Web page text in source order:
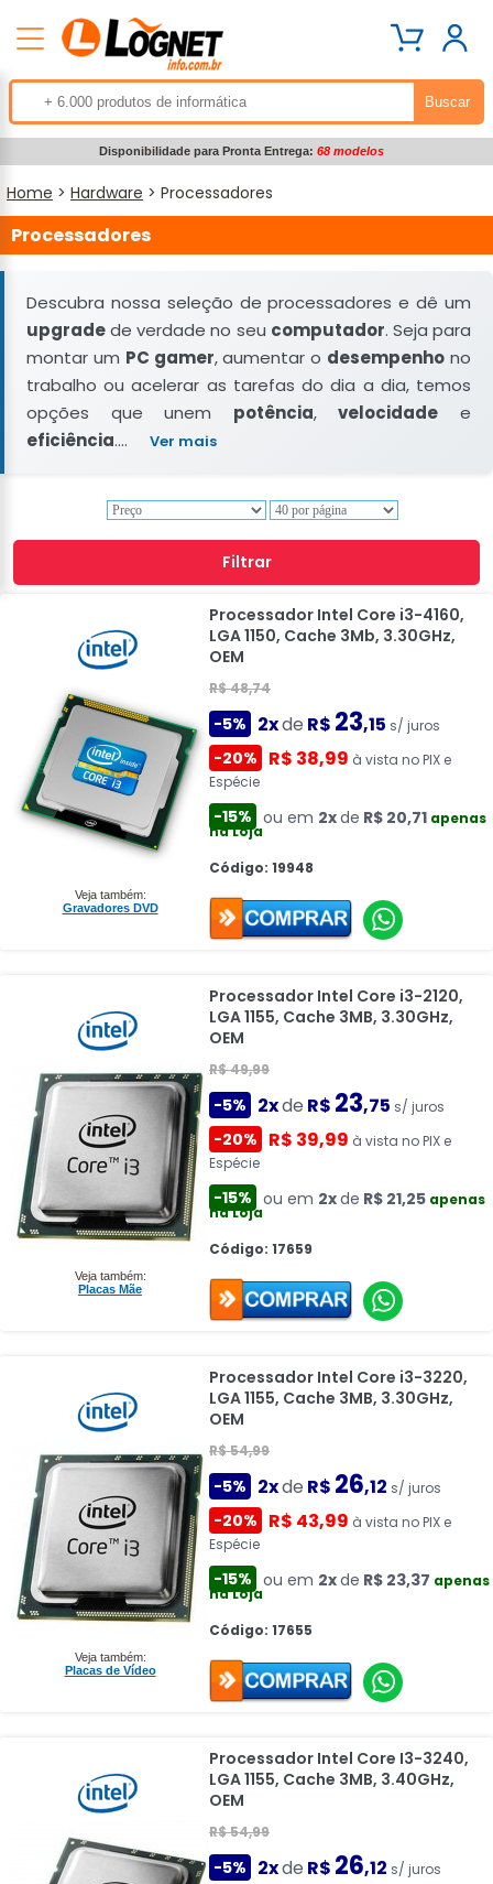
Disponibilidade para Pronta Entrega: 68 modelos
Home > Hardware > Processadores
Processadores
Descubra nossa seleção de processadores e dê um
upgradede verdade no seu computador. Seja para
montar um PC gamer, aumentar o desempenho no
trabalho ou acelerar as tarefas do dia a dia, temos
opções que unem potência,velocidade e
eficiência.... Ver mais
Filtrar
Veja também:
Gravadores DVD
Processador Intel Core i3-4160,
LGA 1150, Cache 3Mb, 3.30GHz,
OEM
R$ 48,74
-5% 2xde R$ 23,15 s/ juros
-20% R$ 38,99 à vista no PIX e
Espécie
-15% ou em 2xde R$ 20,71 apenas
na Loja
Código: 19948
Veja também:
Placas Mãe
Processador Intel Core i3-2120,
LGA 1155, Cache 3MB, 3.30GHz,
OEM
R$ 49,99
-5% 2xde R$ 23,75 s/ juros
-20% R$ 39,99 à vista no PIX e
Espécie
-15% ou em 2xde R$ 21,25 apenas
na Loja
Código: 17659
Veja também:
Placas de Vídeo
Processador Intel Core i3-3220,
LGA 1155, Cache 3MB, 3.30GHz,
OEM
R$ 54,99
-5% 2xde R$ 26,12 s/ juros
-20% R$ 43,99 à vista no PIX e
Espécie
-15% ou em 2xde R$ 23,37 apenas
na Loja
Código: 17655
Processador Intel Core I3-3240,
LGA 1155, Cache 3MB, 3.40GHz,
OEM
R$ 54,99
-5% 2xde R$ 26,12 s/ juros